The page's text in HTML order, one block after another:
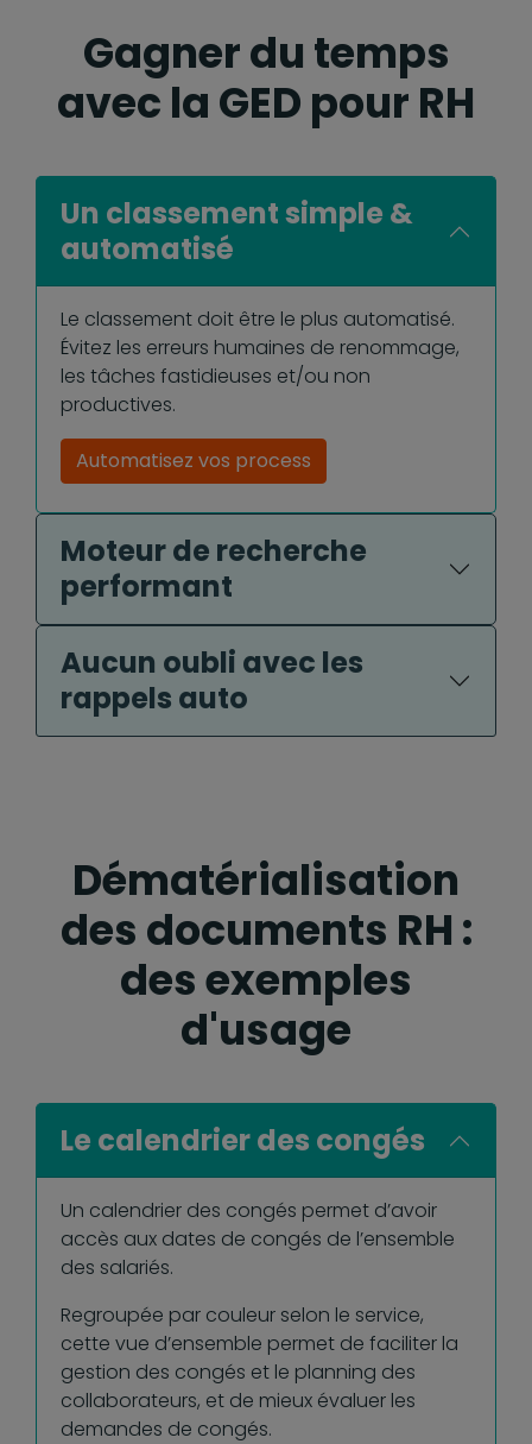
Gagner du temps
avec la GED pour RH
Un classement simple &
automatisé
Le classement doit être le plus automatisé.
Évitez les erreurs humaines de renommage,
les tâches fastidieuses et/ou non
productives.
Automatisez vos process
Moteur de recherche
performant
Aucun oubli avec les
rappels auto
Dématérialisation
des documents RH :
des exemples
d'usage
Le calendrier des congés
Un calendrier des congés permet d’avoir
accès aux dates de congés de l’ensemble
des salariés.
Regroupée par couleur selon le service,
cette vue d’ensemble permet de faciliter la
gestion des congés et le planning des
collaborateurs, et de mieux évaluer les
demandes de congés.